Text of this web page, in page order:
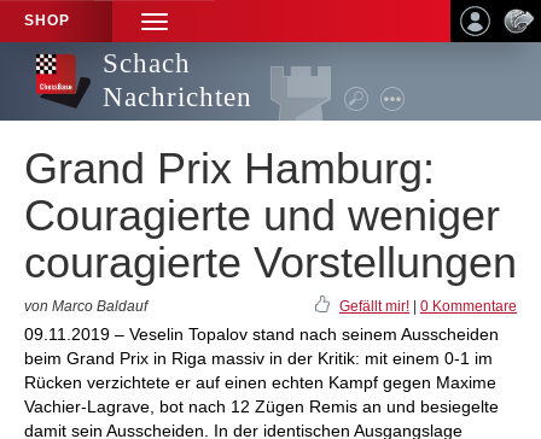
SHOP
TOGGLE
NAVIGATION
Schach
Nachrichten
Grand Prix Hamburg:
Couragierte und weniger
couragierte Vorstellungen
von Marco Baldauf Gefällt mir! 0 Kommentare
09.11.2019 – Veselin Topalov stand nach seinem Ausscheiden
beim Grand Prix in Riga massiv in der Kritik: mit einem 0-1 im
Rücken verzichtete er auf einen echten Kampf gegen Maxime
Vachier-Lagrave, bot nach 12 Zügen Remis an und besiegelte
damit sein Ausscheiden. In der identischen Ausgangslage